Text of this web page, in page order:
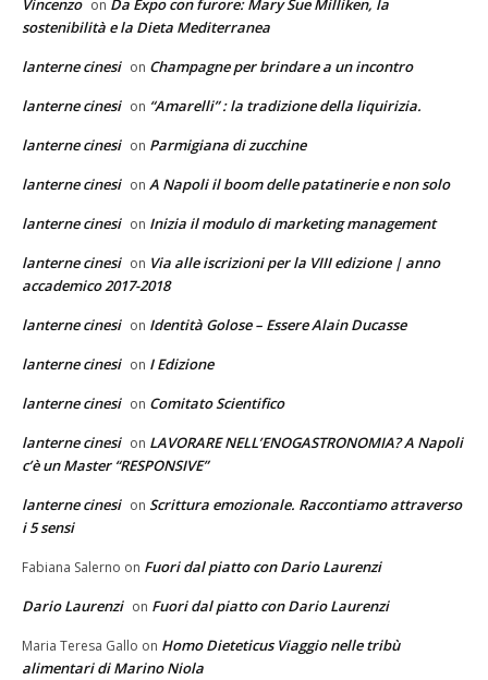
Vincenzo on Da Expo con furore: Mary Sue Milliken, la
sostenibilità e la Dieta Mediterranea
lanterne cinesi on Champagne per brindare a un incontro
lanterne cinesi on “Amarelli” : la tradizione della liquirizia.
lanterne cinesi on Parmigiana di zucchine
lanterne cinesi on A Napoli il boom delle patatinerie e non solo
lanterne cinesi on Inizia il modulo di marketing management
lanterne cinesi on Via alle iscrizioni per la VIII edizione | anno
accademico 2017-2018
lanterne cinesi on Identità Golose – Essere Alain Ducasse
lanterne cinesi on I Edizione
lanterne cinesi on Comitato Scientifico
lanterne cinesi on LAVORARE NELL’ENOGASTRONOMIA? A Napoli
c’è un Master “RESPONSIVE”
lanterne cinesi on Scrittura emozionale. Raccontiamo attraverso
i 5 sensi
Fabiana Salerno on Fuori dal piatto con Dario Laurenzi
Dario Laurenzi on Fuori dal piatto con Dario Laurenzi
Maria Teresa Gallo on Homo Dieteticus Viaggio nelle tribù
alimentari di Marino Niola